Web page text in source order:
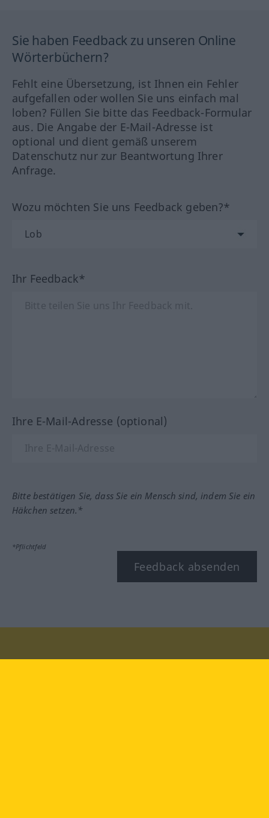
Sie haben Feedback zu unseren Online
Wörterbüchern?
Fehlt eine Übersetzung, ist Ihnen ein Fehler
aufgefallen oder wollen Sie uns einfach mal
loben? Füllen Sie bitte das Feedback-Formular
aus. Die Angabe der E-Mail-Adresse ist
optional und dient gemäß unserem
Datenschutz nur zur Beantwortung Ihrer
Anfrage.
Wozu möchten Sie uns Feedback geben?*
Ihr Feedback*
Ihre E-Mail-Adresse (optional)
Bitte bestätigen Sie, dass Sie ein Mensch sind, indem Sie ein
Häkchen setzen.*
*Pflichtfeld
Feedback absenden
Besuchen Sie uns auf: